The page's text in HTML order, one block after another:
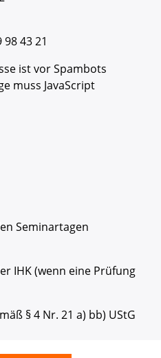
98 43 21
ist vor Spambots
muss JavaScript
Seminartagen
IHK (wenn eine Prüfung
§ 4 Nr. 21 a) bb) UStG